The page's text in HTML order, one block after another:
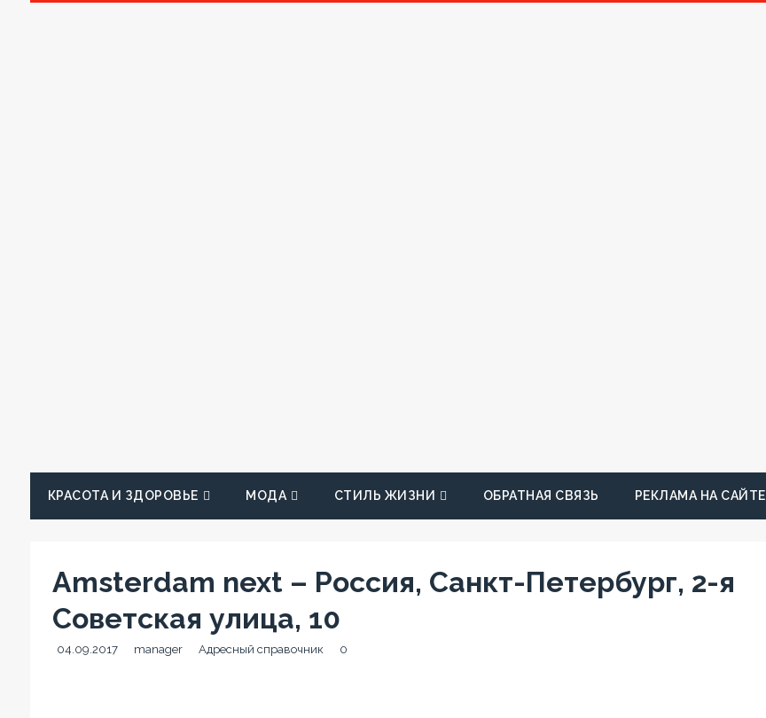
КРАСОТА И ЗДОРОВЬЕ МОДА СТИЛЬ ЖИЗНИ ОБРАТНАЯ СВЯЗЬ РЕКЛАМА НА САЙТЕ
Amsterdam next – Россия, Санкт-Петербург, 2-я
Советская улица, 10
04.09.2017 manager Адресный справочник 0